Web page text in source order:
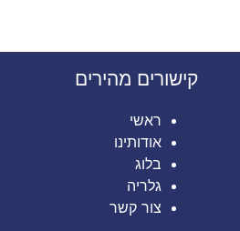
קישורים מהירים
ראשי
אודותינו
בלוג
גלריה
צור קשר